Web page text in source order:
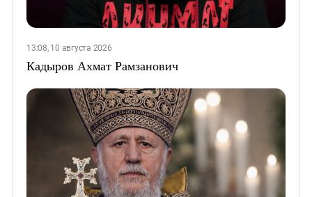
13:08, 10 августа 2026
Кадыров Ахмат Рамзанович